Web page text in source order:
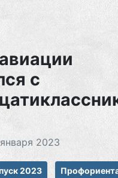
с
2023
2023